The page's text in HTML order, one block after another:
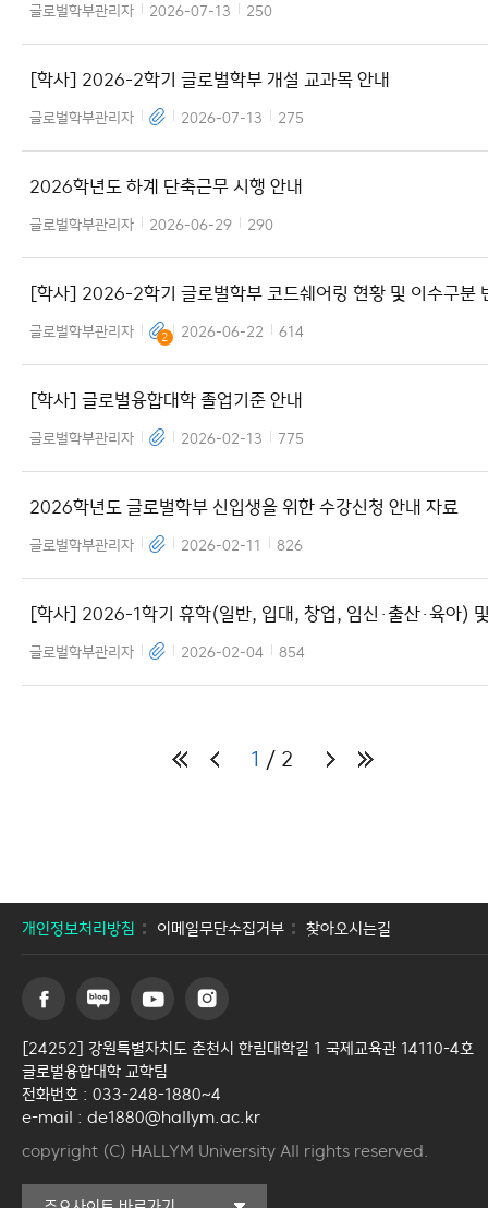
글로벌학부관리자 2026-07-13 250
[학사] 2026-2학기 글로벌학부 개설 교과목 안내
글로벌학부관리자 2026-07-13 275
2026학년도 하계 단축근무 시행 안내
글로벌학부관리자 2026-06-29 290
[학사] 2026-2학기 글로벌학부 코드쉐어링 현황 및 이수구분
신청 안내
글로벌학부관리자 2 2026-06-22 614
[학사] 글로벌융합대학 졸업기준 안내
글로벌학부관리자 2026-02-13 775
2026학년도 글로벌학부 신입생을 위한 수강신청 안내 자료
글로벌학부관리자 2026-02-11 826
[학사] 2026-1학기 휴학(일반, 입대, 창업, 임신·출산·육아)
학, 자퇴 안내
글로벌학부관리자 2026-02-04 854
1 2
개인정보처리방침 이메일무단수집거부 찾아오시는길
[24252] 강원특별자치도 춘천시 한림대학길 1 국제교육관 14110-4호
글로벌융합대학 교학팀
전화번호 : 033-248-1880~4
e-mail : de1880@hallym.ac.kr
copyright (C) HALLYM University All rights reserved.
커뮤니티교육원